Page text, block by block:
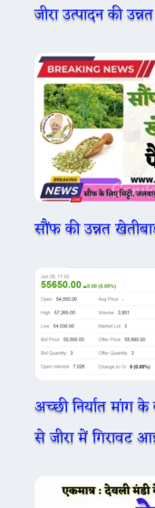
जीरा उत्पादन की
सौंफ की उन्नत
अच्छी निर्यात मांग
से जीरा में गिरावट